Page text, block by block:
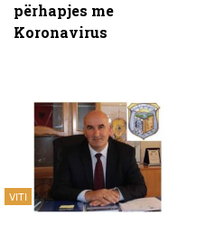
përhapjes me
Koronavirus
VITI